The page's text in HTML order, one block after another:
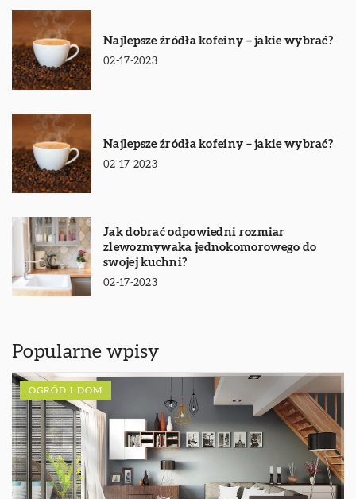
Najlepsze źródła kofeiny – jakie wybrać?
02-17-2023
Najlepsze źródła kofeiny – jakie wybrać?
02-17-2023
Jak dobrać odpowiedni rozmiar
zlewozmywaka jednokomorowego do
swojej kuchni?
02-17-2023
Popularne wpisy
OGRÓD I DOM